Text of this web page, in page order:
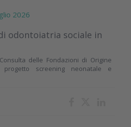
2026
odontoiatria sociale in
delle Fondazioni di Origine
progetto screening neonatale e